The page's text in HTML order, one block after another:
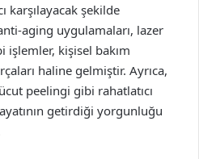
karşılayacak şekilde
aging uygulamaları, lazer
işlemler, kişisel bakım
haline gelmiştir. Ayrıca,
peelingi gibi rahatlatıcı
getirdiği yorgunluğu